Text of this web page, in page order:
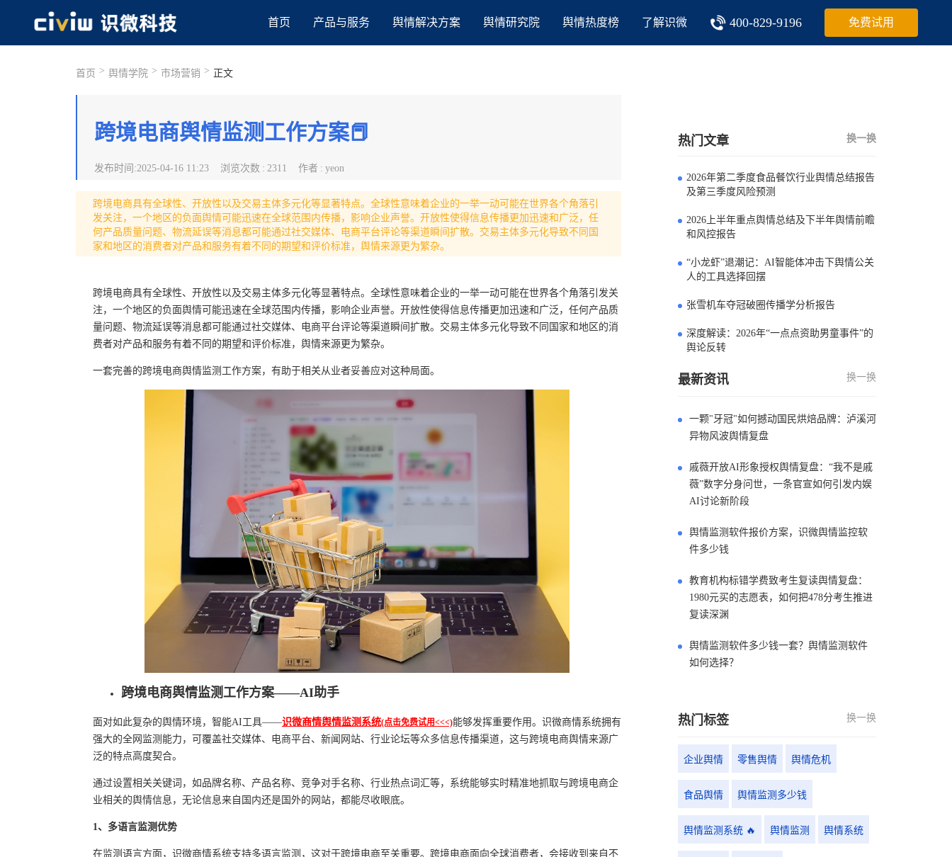
首页 产品与服务 舆情解决方案 舆情研究院 舆情热度榜 了解识微 400-829-9196 免费试用
首页 > 舆情学院 > 市场营销 > 正文
跨境电商舆情监测工作方案📕
发布时间 :2025-04-16 11:23 浏览次数 : 2311 作者 : yeon
跨境电商具有全球性、开放性以及交易主体多元化等显著特点。全球性意味着企业的一举一动可能在世界各个角落引
发关注，一个地区的负面舆情可能迅速在全球范围内传播，影响企业声誉。开放性使得信息传播更加迅速和广泛，任
何产品质量问题、物流延误等消息都可能通过社交媒体、电商平台评论等渠道瞬间扩散。交易主体多元化导致不同国
家和地区的消费者对产品和服务有着不同的期望和评价标准，舆情来源更为繁杂。
跨境电商具有全球性、开放性以及交易主体多元化等显著特点。全球性意味着企业的一举一动可能在世界各个角落引发关
注，一个地区的负面舆情可能迅速在全球范围内传播，影响企业声誉。开放性使得信息传播更加迅速和广泛，任何产品质
量问题、物流延误等消息都可能通过社交媒体、电商平台评论等渠道瞬间扩散。交易主体多元化导致不同国家和地区的消
费者对产品和服务有着不同的期望和评价标准，舆情来源更为繁杂。
一套完善的跨境电商舆情监测工作方案，有助于相关从业者妥善应对这种局面。
跨境电商舆情监测工作方案——AI助手
面对如此复杂的舆情环境，智能AI工具——识微商情舆情监测系统(点击免费试用<<<)能够发挥重要作用。识微商情系统拥有
强大的全网监测能力，可覆盖社交媒体、电商平台、新闻网站、行业论坛等众多信息传播渠道，这与跨境电商舆情来源广
泛的特点高度契合。
通过设置相关关键词，如品牌名称、产品名称、竞争对手名称、行业热点词汇等，系统能够实时精准地抓取与跨境电商企
业相关的舆情信息，无论信息来自国内还是国外的网站，都能尽收眼底。
1、多语言监测优势
在监测语言方面，识微商情系统支持多语言监测，这对于跨境电商至关重要。跨境电商面向全球消费者，会接收到来自不
热门文章 换一换
2026年第二季度食品餐饮行业舆情总结报告
及第三季度风险预测
2026上半年重点舆情总结及下半年舆情前瞻
和风控报告
“小龙虾”退潮记：AI智能体冲击下舆情公关
人的工具选择回摆
张雪机车夺冠破圈传播学分析报告
深度解读：2026年“一点点资助男童事件”的
舆论反转
最新资讯 换一换
一颗"牙冠"如何撼动国民烘焙品牌：泸溪河
异物风波舆情复盘
戚薇开放AI形象授权舆情复盘：“我不是戚
薇”数字分身问世，一条官宣如何引发内娱
AI讨论新阶段
舆情监测软件报价方案，识微舆情监控软
件多少钱
教育机构标错学费致考生复读舆情复盘：
1980元买的志愿表，如何把478分考生推进
复读深渊
舆情监测软件多少钱一套？舆情监测软件
如何选择？
热门标签 换一换
企业舆情 零售舆情 舆情危机
食品舆情 舆情监测多少钱
舆情监测系统 🔥 舆情监测 舆情系统